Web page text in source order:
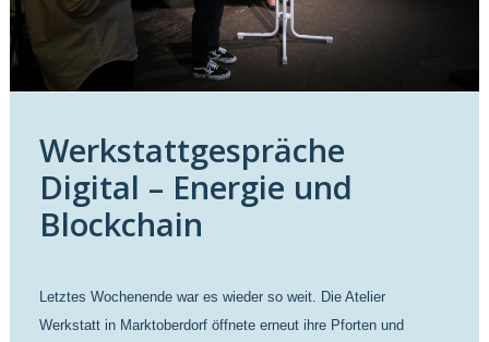
Werkstattgespräche
Digital – Energie und
Blockchain
Letztes Wochenende war es wieder so weit. Die Atelier
Werkstatt in Marktoberdorf öffnete erneut ihre Pforten und